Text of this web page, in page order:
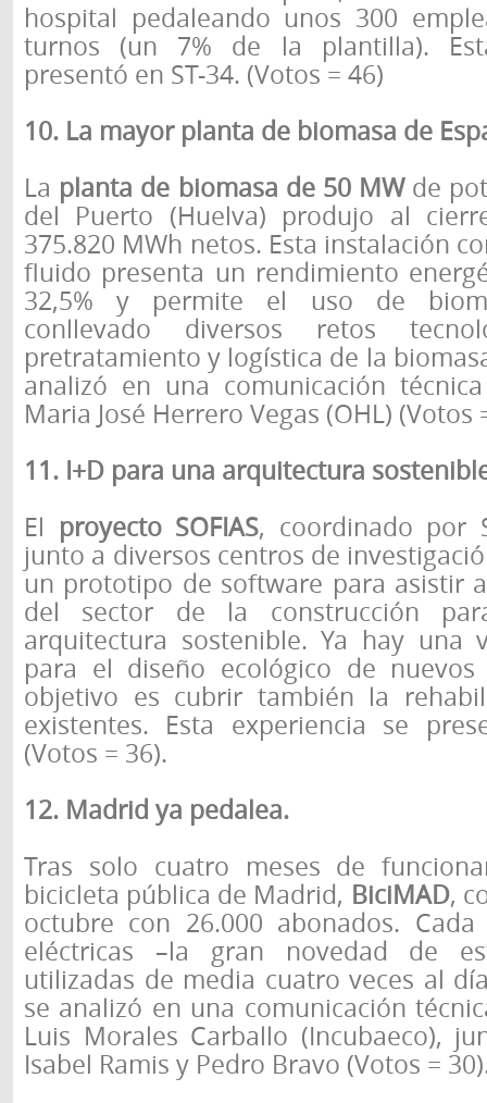
hospital pedaleando unos 300
turnos (un 7% de la plantilla).
presentó en ST-34. (Votos = 46)
10. La mayor planta de biomasa de
La planta de biomasa de 50 MWde
del Puerto (Huelva) produjo al
375.820 MWh netos. Esta instalación
fluido presenta un rendimiento
32,5% y permite el uso de
conllevado diversos retos
pretratamiento y logística de la
analizó en una comunicación
Maria José Herrero Vegas (OHL) (Votos
11. I+D para una arquitectura
El proyecto SOFIAS, coordinado por
junto a diversos centros de
un prototipo de software para asistir
del sector de la construcción
arquitectura sostenible. Ya hay una
para el diseño ecológico de
objetivo es cubrir también la
existentes. Esta experiencia se
(Votos = 36).
12. Madrid ya pedalea.
Tras solo cuatro meses de
bicicleta pública de Madrid, BiciMAD,
octubre con 26.000 abonados.
eléctricas –la gran novedad de
utilizadas de media cuatro veces al
se analizó en una comunicación
Luis Morales Carballo (Incubaeco),
Isabel Ramis y Pedro Bravo (Votos =